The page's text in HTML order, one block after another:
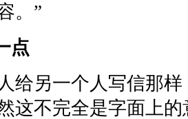
。”
点
另一个人写信那样
这不完全是字面上